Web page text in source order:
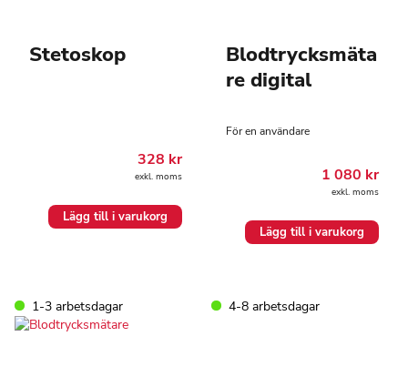
Stetoskop
328 kr
exkl. moms
Lägg till i varukorg
Blodtrycksmäta
re digital
För en användare
1 080 kr
exkl. moms
Lägg till i varukorg
1-3 arbetsdagar 4-8 arbetsdagar